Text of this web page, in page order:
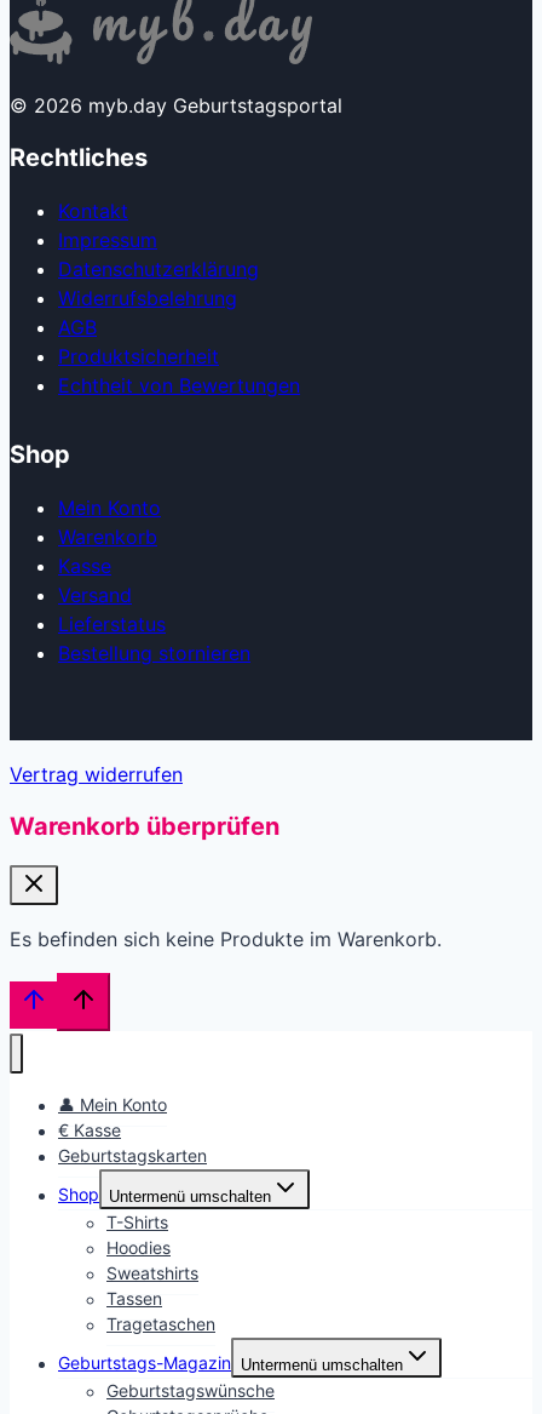
© 2026 myb.day Geburtstagsportal
Rechtliches
Kontakt
Impressum
Datenschutzerklärung
Widerrufsbelehrung
AGB
Produkt­sicherheit
Echtheit von Bewertungen
Shop
Mein Konto
Warenkorb
Kasse
Versand
Lieferstatus
Bestellung stornieren
Vertrag widerrufen
Warenkorb überprüfen
Es befinden sich keine Produkte im Warenkorb.
👤 Mein Konto
€ Kasse
Geburtstagskarten
Shop
Untermenü umschalten
T-Shirts
Hoodies
Sweatshirts
Tassen
Tragetaschen
Geburtstags-Magazin Untermenü umschalten
Geburtstagswünsche